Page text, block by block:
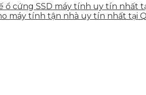
cứng SSD máy tính uy tín nhất
máy tính tận nhà uy tín nhất tại